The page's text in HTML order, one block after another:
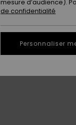
mesure d’audience).
de confidentialité
Personnaliser